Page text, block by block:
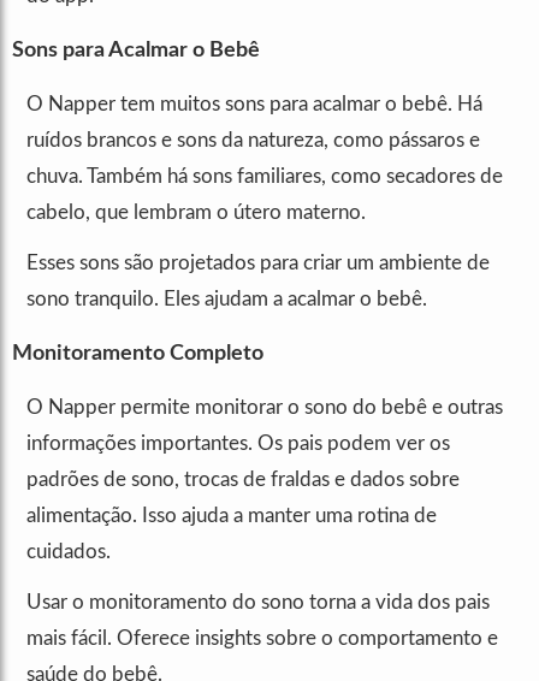
Sons para Acalmar o Bebê
O Napper tem muitos sons para acalmar o bebê. Há
ruídos brancos e sons da natureza, como pássaros e
chuva. Também há sons familiares, como secadores de
cabelo, que lembram o útero materno.
Esses sons são projetados para criar um ambiente de
sono tranquilo. Eles ajudam a acalmar o bebê.
Monitoramento Completo
O Napper permite monitorar o sono do bebê e outras
informações importantes. Os pais podem ver os
padrões de sono, trocas de fraldas e dados sobre
alimentação. Isso ajuda a manter uma rotina de
cuidados.
Usar o monitoramento do sono torna a vida dos pais
mais fácil. Oferece insights sobre o comportamento e
saúde do bebê.